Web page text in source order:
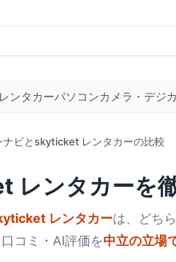
レンタカーパソコンカメラ・デジ
ナビとskyticket レンタカーの比較
レンタカーを
レンタカーは、どち
コミ・AI評価を中立の立場